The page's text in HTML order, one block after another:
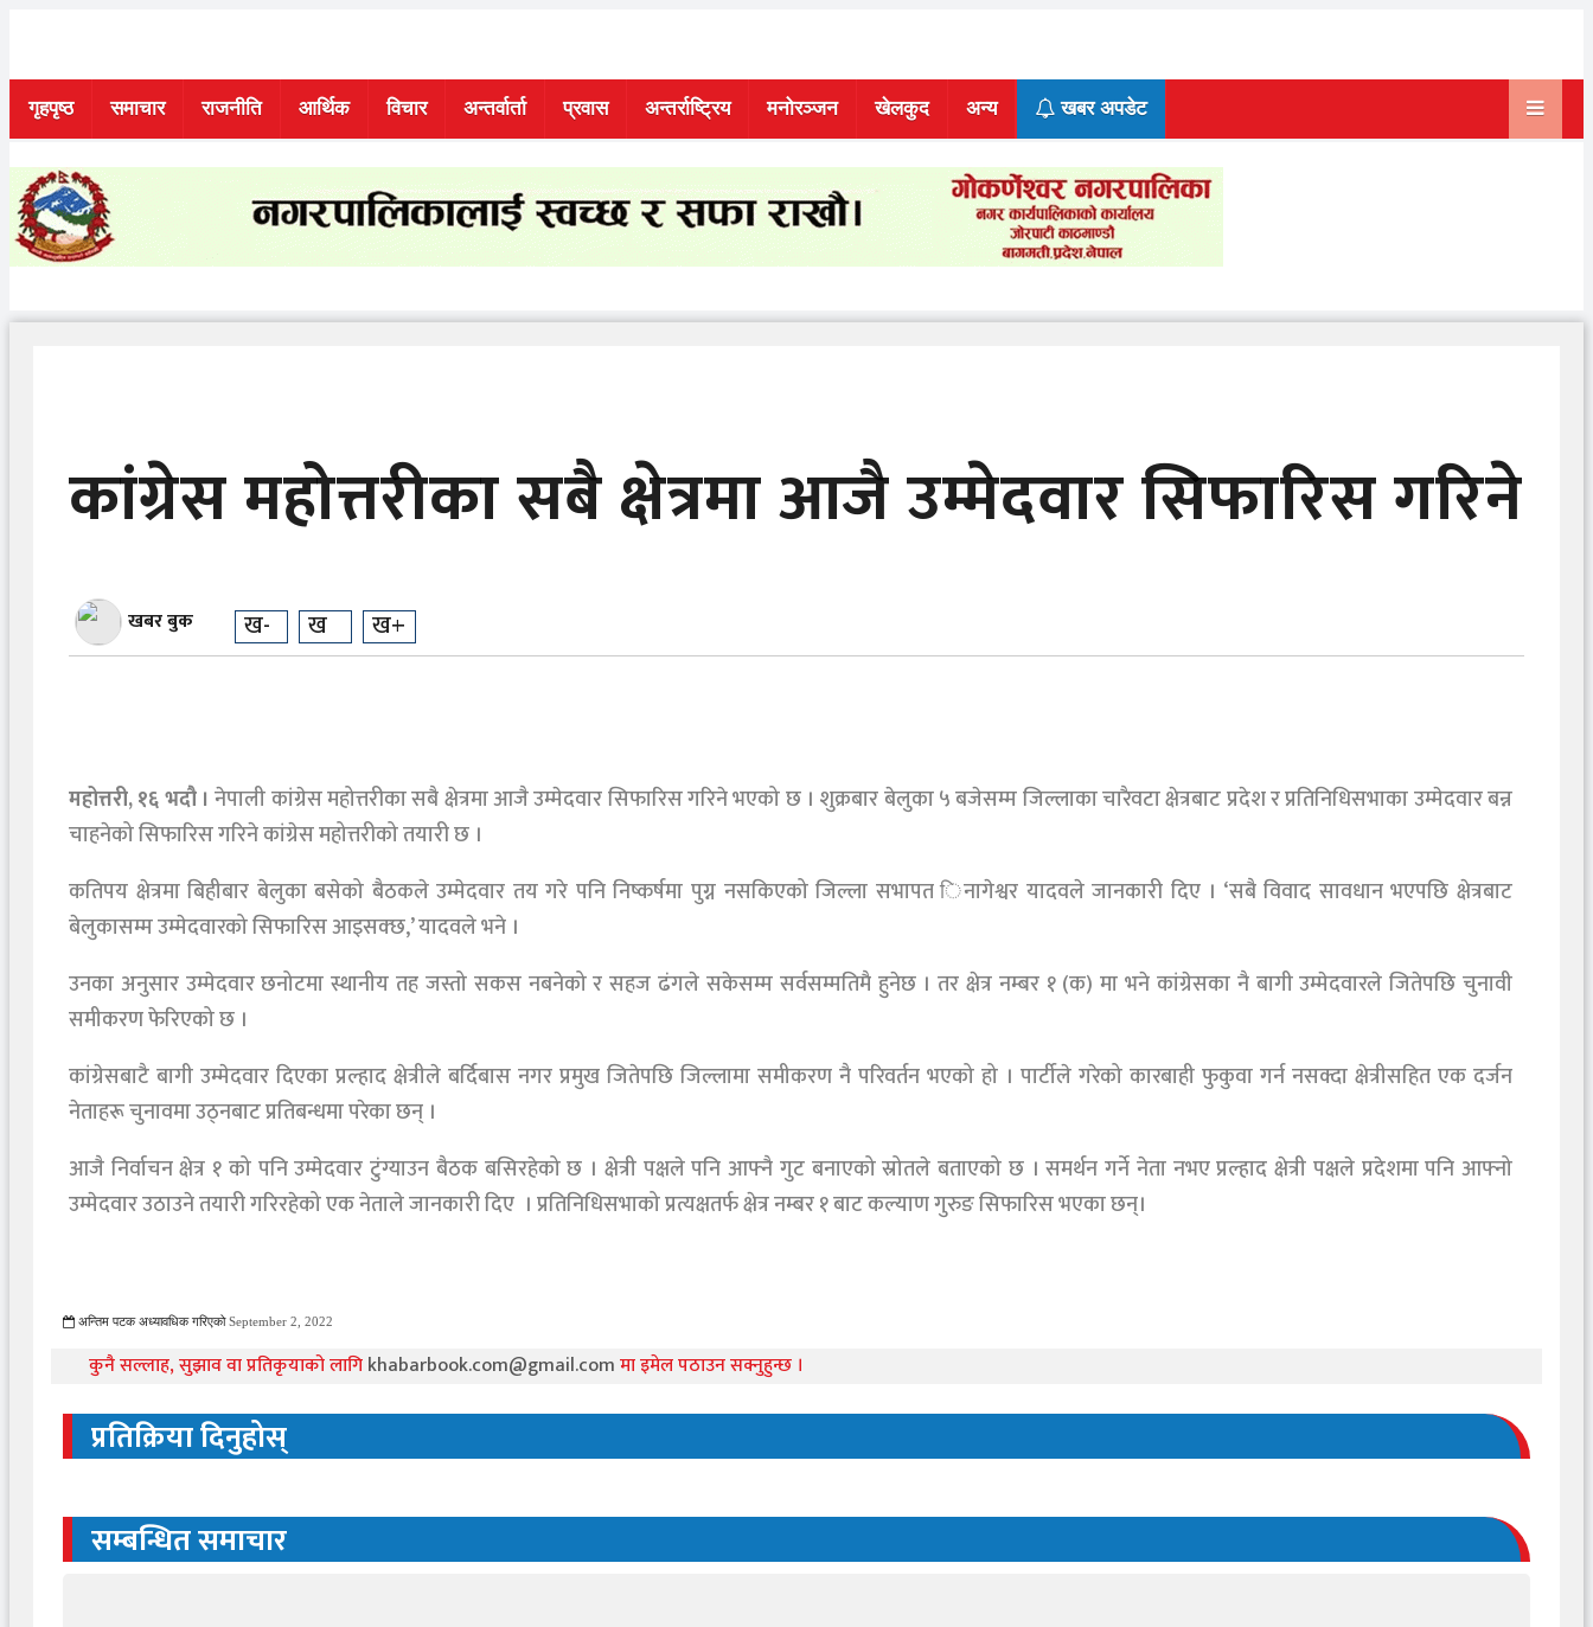
content
गृहपृष्ठ समाचार राजनीति आर्थिक विचार अन्तर्वार्ता प्रवास अन्तर्राष्ट्रिय मनोरञ्जन खेलकुद अन्य खबर अपडेट
कांग्रेस महोत्तरीका सबै क्षेत्रमा आजै उम्मेदवार सिफारिस गरिने
खबर बुक ख- ख ख+
महोत्तरी, १६ भदौ ।नेपाली कांग्रेस महोत्तरीका सबै क्षेत्रमा आजै उम्मेदवार सिफारिस गरिने भएको छ । शुक्रबार बेलुका ५ बजेसम्म जिल्लाका चारैवटा क्षेत्रबाट प्रदेश र प्रतिनिधिसभाका उम्मेदवार बन्न
चाहनेको सिफारिस गरिने कांग्रेस महोत्तरीको तयारी छ ।
कतिपय क्षेत्रमा बिहीबार बेलुका बसेको बैठकले उम्मेदवार तय गरे पनि निष्कर्षमा पुग्न नसकिएको जिल्ला सभापत िनागेश्वर यादवले जानकारी दिए । ‘सबै विवाद सावधान भएपछि क्षेत्रबाट
बेलुकासम्म उम्मेदवारको सिफारिस आइसक्छ,’ यादवले भने ।
उनका अनुसार उम्मेदवार छनोटमा स्थानीय तह जस्तो सकस नबनेको र सहज ढंगले सकेसम्म सर्वसम्मतिमै हुनेछ । तर क्षेत्र नम्बर १ (क) मा भने कांग्रेसका नै बागी उम्मेदवारले जितेपछि चुनावी
समीकरण फेरिएको छ ।
कांग्रेसबाटै बागी उम्मेदवार दिएका प्रल्हाद क्षेत्रीले बर्दिबास नगर प्रमुख जितेपछि जिल्लामा समीकरण नै परिवर्तन भएको हो । पार्टीले गरेको कारबाही फुकुवा गर्न नसक्दा क्षेत्रीसहित एक दर्जन
नेताहरू चुनावमा उठ्नबाट प्रतिबन्धमा परेका छन् ।
आजै निर्वाचन क्षेत्र १ को पनि उम्मेदवार टुंग्याउन बैठक बसिरहेको छ । क्षेत्री पक्षले पनि आफ्नै गुट बनाएको स्रोतले बताएको छ । समर्थन गर्ने नेता नभए प्रल्हाद क्षेत्री पक्षले प्रदेशमा पनि आफ्नो
उम्मेदवार उठाउने तयारी गरिरहेको एक नेताले जानकारी दिए । प्रतिनिधिसभाको प्रत्यक्षतर्फ क्षेत्र नम्बर १ बाट कल्याण गुरुङ सिफारिस भएका छन्।
अन्तिम पटक अध्यावधिक गरिएको September 2, 2022
कुनै सल्लाह, सुझाव वा प्रतिकृयाको लागिkhabarbook.com@gmail.comमा इमेल पठाउन सक्नुहुन्छ ।
प्रतिक्रिया दिनुहोस्
सम्बन्धित समाचार